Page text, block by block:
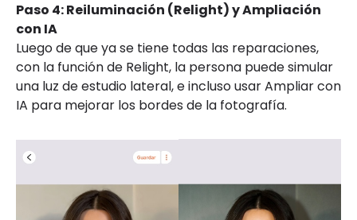
Paso 4: Reiluminación (Relight) y Ampliación
con IA
Luego de que ya se tiene todas las reparaciones,
con la función de Relight, la persona puede simular
una luz de estudio lateral, e incluso usar Ampliar con
IA para mejorar los bordes de la fotografía.